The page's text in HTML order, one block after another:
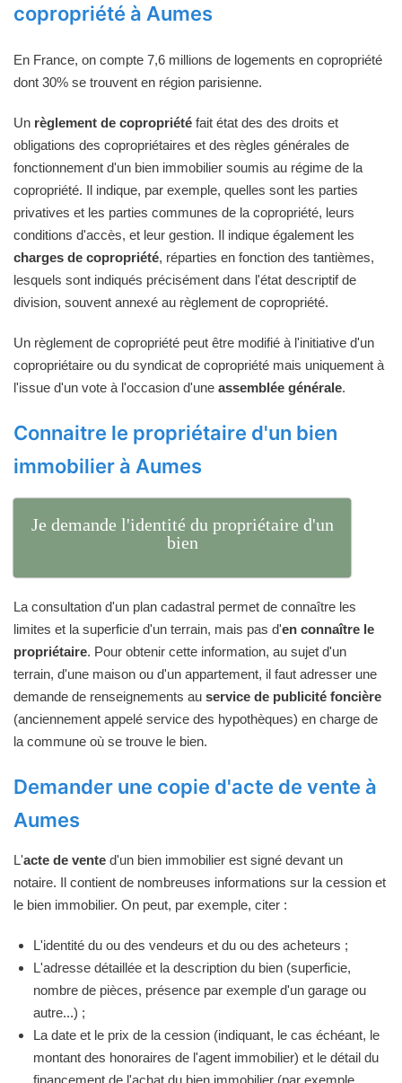
copropriété à Aumes
En France, on compte 7,6 millions de logements en copropriété
dont 30% se trouvent en région parisienne.
Un règlement de copropriété fait état des des droits et
obligations des copropriétaires et des règles générales de
fonctionnement d'un bien immobilier soumis au régime de la
copropriété. Il indique, par exemple, quelles sont les parties
privatives et les parties communes de la copropriété, leurs
conditions d'accès, et leur gestion. Il indique également les
charges de copropriété, réparties en fonction des tantièmes,
lesquels sont indiqués précisément dans l'état descriptif de
division, souvent annexé au règlement de copropriété.
Un règlement de copropriété peut être modifié à l'initiative d'un
copropriétaire ou du syndicat de copropriété mais uniquement à
l'issue d'un vote à l'occasion d'une assemblée générale.
Connaitre le propriétaire d'un bien
immobilier à Aumes
Je demande l'identité du propriétaire d'un
bien
La consultation d'un plan cadastral permet de connaître les
limites et la superficie d'un terrain, mais pas d'en connaître le
propriétaire. Pour obtenir cette information, au sujet d'un
terrain, d'une maison ou d'un appartement, il faut adresser une
demande de renseignements au service de publicité foncière
(anciennement appelé service des hypothèques) en charge de
la commune où se trouve le bien.
Demander une copie d'acte de vente à
Aumes
L'acte de vente d'un bien immobilier est signé devant un
notaire. Il contient de nombreuses informations sur la cession et
le bien immobilier. On peut, par exemple, citer :
L'identité du ou des vendeurs et du ou des acheteurs ;
L'adresse détaillée et la description du bien (superficie,
nombre de pièces, présence par exemple d'un garage ou
autre...) ;
La date et le prix de la cession (indiquant, le cas échéant, le
montant des honoraires de l'agent immobilier) et le détail du